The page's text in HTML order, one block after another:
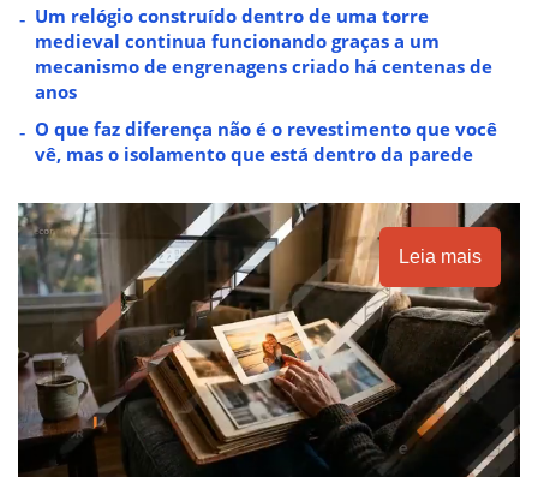
Um relógio construído dentro de uma torre
medieval continua funcionando graças a um
mecanismo de engrenagens criado há centenas de
anos
O que faz diferença não é o revestimento que você
vê, mas o isolamento que está dentro da parede
Leia mais